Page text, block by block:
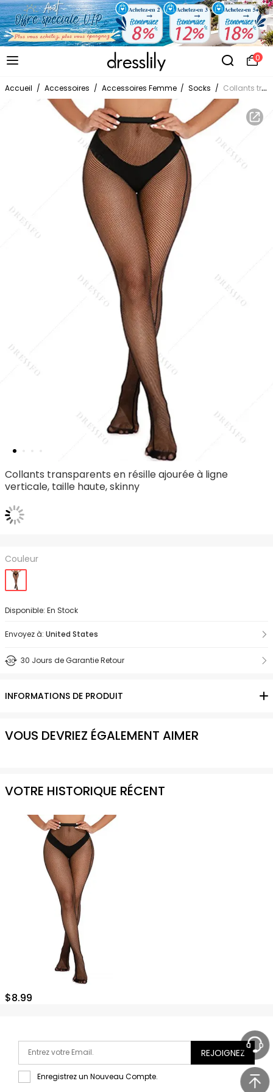
0
Accueil / Accessoires / Accessoires Femme / Socks / Collants transparents en résille ajourée à ligne verticale, taille haute, skinny
Collants transparents en résille ajourée à ligne
verticale, taille haute, skinny
Couleur
Disponible: En Stock
Envoyez à: United States
30 Jours de Garantie Retour
INFORMATIONS DE PRODUIT
VOUS DEVRIEZ ÉGALEMENT AIMER
VOTRE HISTORIQUE RÉCENT
$8.99
REJOIGNEZ
Enregistrez un Nouveau Compte.